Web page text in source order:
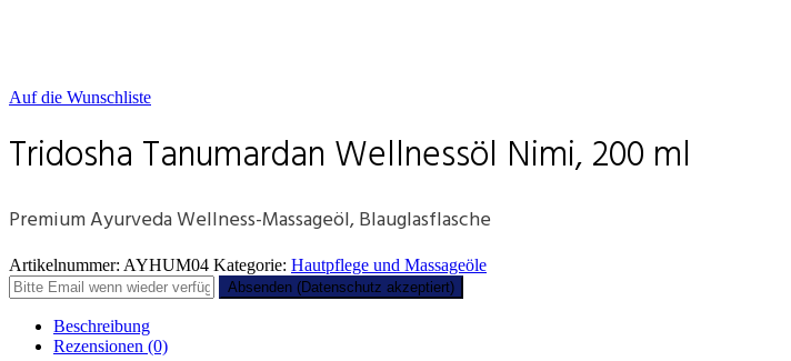
Auf die Wunschliste
Tridosha Tanumardan Wellnessöl Nimi, 200 ml
Premium Ayurveda Wellness-Massageöl, Blauglasflasche
Artikelnummer: AYHUM04 Kategorie: Hautpflege und Massageöle
Beschreibung
Rezensionen (0)